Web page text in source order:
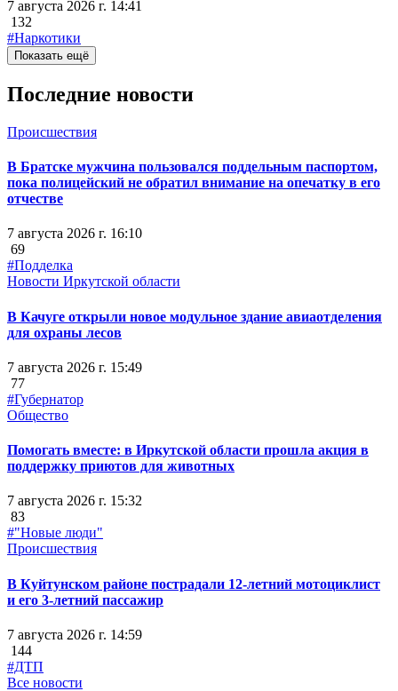
7 августа 2026 г. 14:41
132
#Наркотики
Показать ещё
Последние новости
Происшествия
В Братске мужчина пользовался поддельным паспортом,
пока полицейский не обратил внимание на опечатку в его
отчестве
7 августа 2026 г. 16:10
69
#Подделка
Новости Иркутской области
В Качуге открыли новое модульное здание авиаотделения
для охраны лесов
7 августа 2026 г. 15:49
77
#Губернатор
Общество
Помогать вместе: в Иркутской области прошла акция в
поддержку приютов для животных
7 августа 2026 г. 15:32
83
#"Новые люди"
Происшествия
В Куйтунском районе пострадали 12-летний мотоциклист
и его 3-летний пассажир
7 августа 2026 г. 14:59
144
#ДТП
Все новости